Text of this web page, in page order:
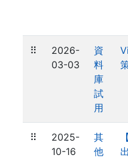
⠿
2026-
03-03
資
料
庫
試
用
⠿
2025-
10-16
其
他